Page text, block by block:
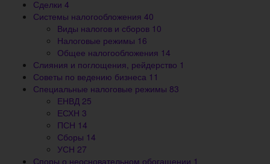
Сделки 4
Системы налогообложения 40
Виды налогов и сборов 10
Налоговые режимы 16
Общее налогообложения 14
Слияния и поглощения, рейдерство 1
Советы по ведению бизнеса 11
Специальные налоговые режимы 83
ЕНВД 25
ЕСХН 3
ПСН 14
Сборы 14
УСН 27
Споры о неосновательном обогащении 1